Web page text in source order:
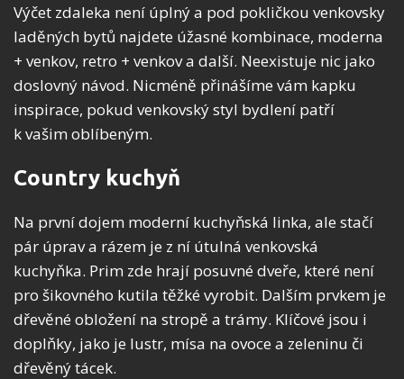
Výčet zdaleka není úplný a pod pokličkou venkovsky
laděných bytů najdete úžasné kombinace, moderna
+ venkov, retro + venkov a další. Neexistuje nic jako
doslovný návod. Nicméně přinášíme vám kapku
inspirace, pokud venkovský styl bydlení patří
k vašim oblíbeným.
Country kuchyň
Na první dojem moderní kuchyňská linka, ale stačí
pár úprav a rázem je z ní útulná venkovská
kuchyňka. Prim zde hrají posuvné dveře, které není
pro šikovného kutila těžké vyrobit. Dalším prvkem je
dřevěné obložení na stropě a trámy. Klíčové jsou i
doplňky, jako je lustr, mísa na ovoce a zeleninu či
dřevěný tácek.